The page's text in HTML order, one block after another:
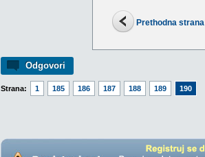
Prethodna strana
Odgovori
Strana: 1 185 186 187 188 189 190